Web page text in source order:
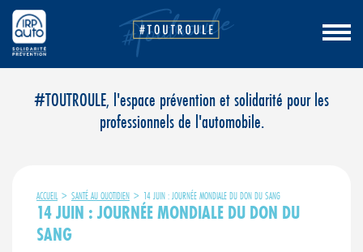
#TOUTROULE, l'espace prévention et solidarité pour les
professionnels de l'automobile.
ACCUEIL > SANTÉ AU QUOTIDIEN > 14 JUIN : JOURNÉE MONDIALE DU DON DU SANG
14 JUIN : JOURNÉE MONDIALE DU DON DU
SANG